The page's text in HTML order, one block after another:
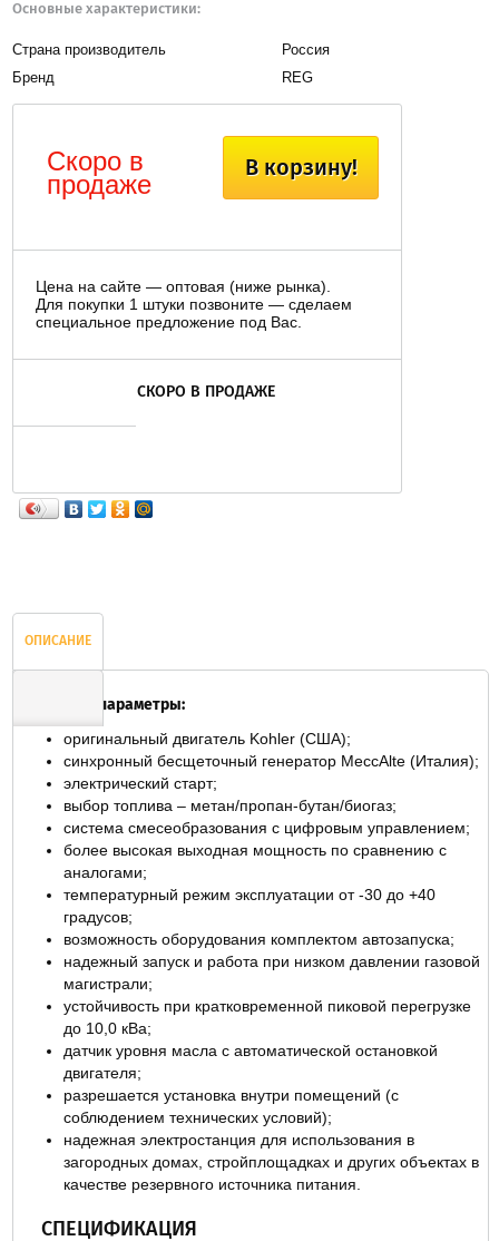
Основные характеристики:
Страна производитель
Россия
Бренд
REG
В корзину!
Скоро в
продаже
Цена на сайте — оптовая (ниже рынка).
Для покупки 1 штуки позвоните — сделаем
специальное предложение под Вас.
СКОРО В ПРОДАЖЕ
ОПИСАНИЕ
Основные параметры:
оригинальный двигатель Kohler (США);
синхронный бесщеточный генератор MeccAlte (Италия);
электрический старт;
выбор топлива – метан/пропан-бутан/биогаз;
система смесеобразования с цифровым управлением;
более высокая выходная мощность по сравнению с
аналогами;
температурный режим эксплуатации от -30 до +40
градусов;
возможность оборудования комплектом автозапуска;
надежный запуск и работа при низком давлении газовой
магистрали;
устойчивость при кратковременной пиковой перегрузке
до 10,0 кВа;
датчик уровня масла с автоматической остановкой
двигателя;
разрешается установка внутри помещений (с
соблюдением технических условий);
надежная электростанция для использования в
загородных домах, стройплощадках и других объектах в
качестве резервного источника питания.
СПЕЦИФИКАЦИЯ